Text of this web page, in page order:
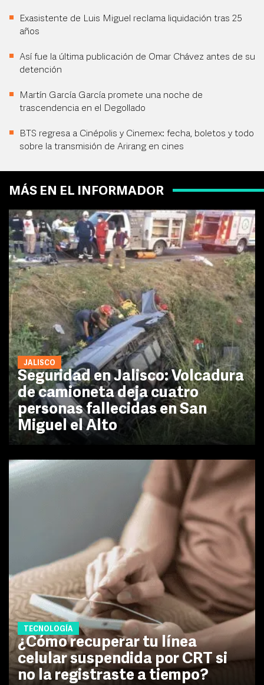
Exasistente de Luis Miguel reclama liquidación tras 25
años
Así fue la última publicación de Omar Chávez antes de su
detención
Martín García García promete una noche de
trascendencia en el Degollado
BTS regresa a Cinépolis y Cinemex: fecha, boletos y todo
sobre la transmisión de Arirang en cines
MÁS EN EL INFORMADOR
JALISCO
Seguridad en Jalisco: Volcadura
de camioneta deja cuatro
personas fallecidas en San
Miguel el Alto
TECNOLOGÍA
¿Cómo recuperar tu línea
celular suspendida por CRT si
no la registraste a tiempo?